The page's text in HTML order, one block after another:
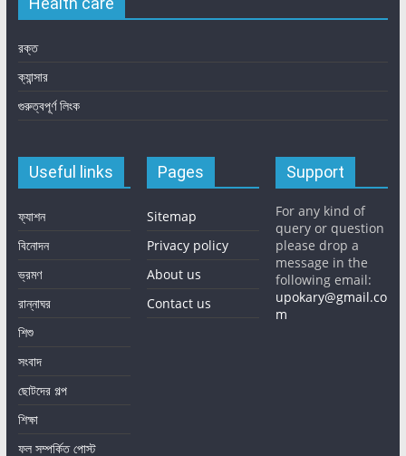
রক্ত
ক্যান্সার
গুরুত্বপূর্ণ লিংক
Useful links
ফ্যাশন
বিনোদন
ভ্রমণ
রান্নাঘর
শিশু
সংবাদ
ছোটদের গল্প
শিক্ষা
ফল সম্পর্কিত পোস্ট
Pages
Sitemap
Privacy policy
About us
Contact us
Support
For any kind of
query or question
please drop a
message in the
following email:
upokary@gmail.co
m